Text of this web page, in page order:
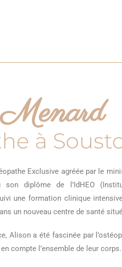
à
Exclusive agréée par le
son diplôme de l’IdHEO
une formation clinique
un nouveau centre de santé
Alison a été fascinée par
compte l’ensemble de leur corps.